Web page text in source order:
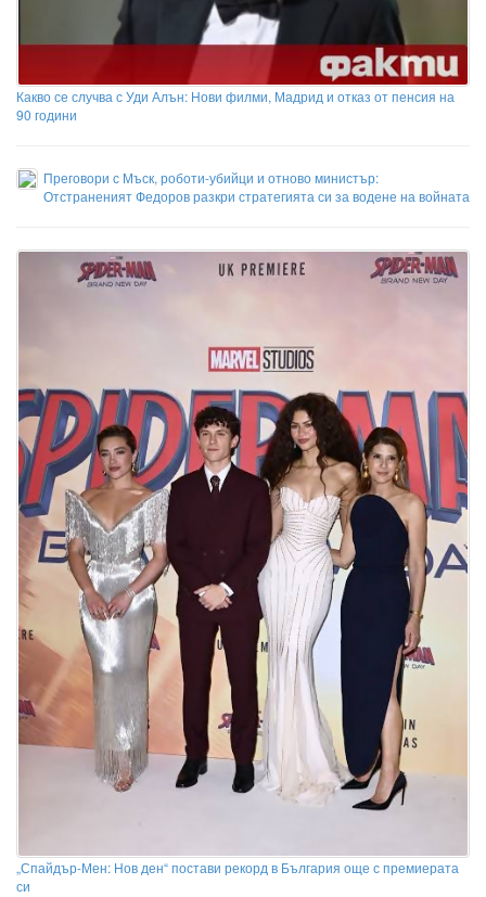
Какво се случва с Уди Алън: Нови филми, Мадрид и отказ от пенсия на
90 години
Преговори с Мъск, роботи-убийци и отново министър:
Отстраненият Федоров разкри стратегията си за водене на войната
„Спайдър-Мен: Нов ден“ постави рекорд в България още с премиерата
си